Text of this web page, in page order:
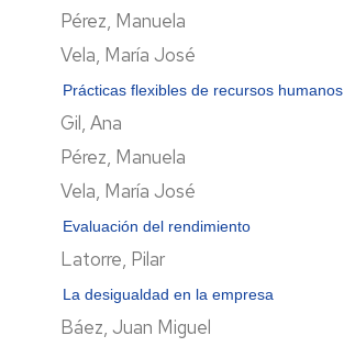
Pérez, Manuela
Vela, María José
Prácticas flexibles de recursos humanos
Gil, Ana
Pérez, Manuela
Vela, María José
Evaluación del rendimiento
Latorre, Pilar
La desigualdad en la empresa
Báez, Juan Miguel